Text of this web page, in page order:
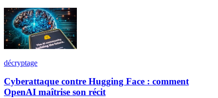
décryptage
Cyberattaque contre Hugging Face : comment
OpenAI maîtrise son récit